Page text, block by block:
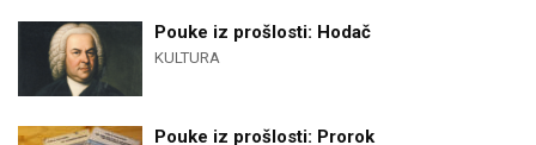
Pouke iz prošlosti: Hodač
KULTURA
Pouke iz prošlosti: Prorok